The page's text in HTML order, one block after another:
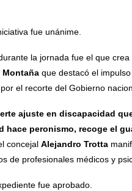
fue unánime.
la jornada fue el que crea
Montañaque destacó el
el recorte del Gobierno
ajuste en discapacidad
peronismo, recoge el
concejal Alejandro Trotta
de profesionales médicos y
fue aprobado.